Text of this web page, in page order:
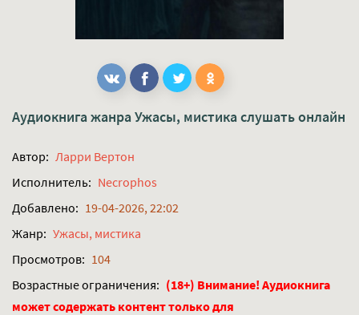
Аудиокнига жанра Ужасы, мистика слушать онлайн
Автор: Ларри Вертон
Исполнитель: Necrophos
Добавлено: 19-04-2026, 22:02
Жанр: Ужасы, мистика
Просмотров: 104
Возрастные ограничения: (18+) Внимание! Аудиокнига
может содержать контент только для